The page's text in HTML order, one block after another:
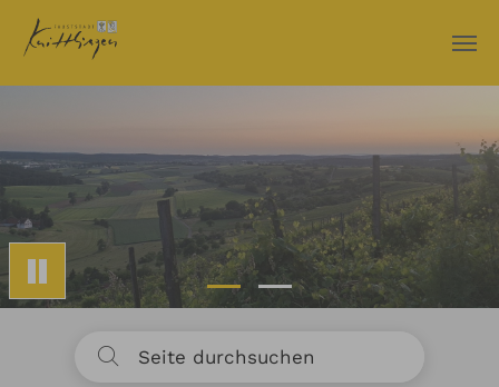
Zum Hauptinhalt springen